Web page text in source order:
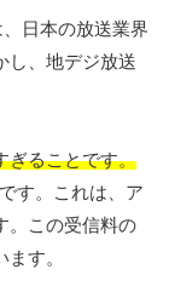
、日本の放送業界
し、地デジ放送
ぎることです。
す。これは、ア
。この受信料の
す。